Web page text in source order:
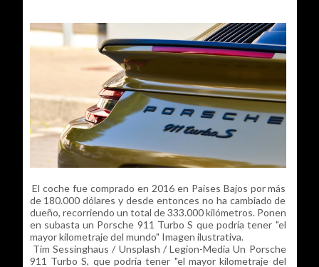
El coche fue comprado en 2016 en Países Bajos por más
de 180.000 dólares y desde entonces no ha cambiado de
dueño, recorriendo un total de 333.000 kilómetros. Ponen
en subasta un Porsche 911 Turbo S que podría tener "el
mayor kilometraje del mundo" Imagen ilustrativa.
Tim Sessinghaus / Unsplash / Legion-Media Un Porsche
911 Turbo S, que podría tener "el mayor kilometraje del